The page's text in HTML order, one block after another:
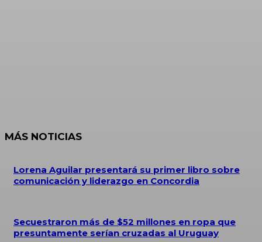
MÁS NOTICIAS
Lorena Aguilar presentará su primer libro sobre
comunicación y liderazgo en Concordia
Secuestraron más de $52 millones en ropa que
presuntamente serían cruzadas al Uruguay